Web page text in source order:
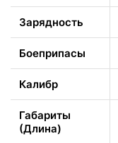
Зарядность
Боеприпасы
Калибр
Габариты
(Длина)